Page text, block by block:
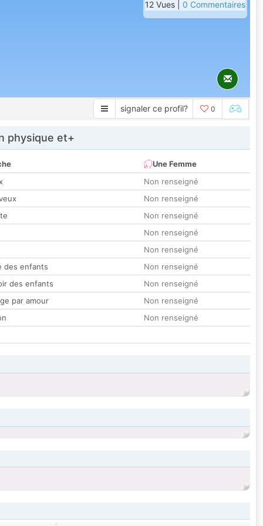
12 Vues | 0 Commentaires
signaler ce profil? 0
physique et+
Une Femme
Non renseigné
Non renseigné
Non renseigné
Non renseigné
Non renseigné
des enfants
Non renseigné
des enfants
Non renseigné
par amour
Non renseigné
Non renseigné